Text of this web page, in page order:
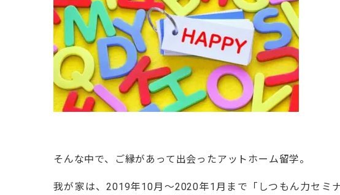
そんな中で、ご縁があって出会ったアットホーム留学。
我が家は、2019年10月～2020年1 月まで「しつもん力セミ